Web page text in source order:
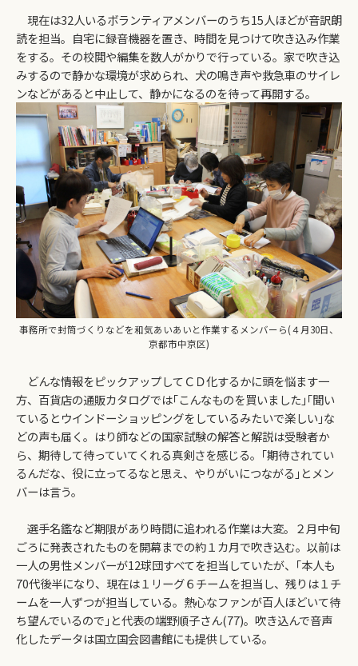
現在は32人いるボランティアメンバーのうち15人ほどが音訳朗
読を担当。自宅に録音機器を置き、時間を見つけて吹き込み作業
をする。その校閲や編集を数人がかりで行っている。家で吹き込
みするので静かな環境が求められ、犬の鳴き声や救急車のサイレ
ンなどがあると中止して、静かになるのを待って再開する。
事務所で封筒づくりなどを和気あいあいと作業するメンバーら(４月30日、
京都市中京区)
どんな情報をピックアップしてＣＤ化するかに頭を悩ます一
方、百貨店の通販カタログでは｢こんなものを買いました｣｢聞い
ているとウインドーショッピングをしているみたいで楽しい｣な
どの声も届く。はり師などの国家試験の解答と解説は受験者か
ら、期待して待っていてくれる真剣さを感じる。｢期待されてい
るんだな、役に立ってるなと思え、やりがいにつながる｣とメン
バーは言う。
選手名鑑など期限があり時間に追われる作業は大変。２月中旬
ごろに発表されたものを開幕までの約１カ月で吹き込む。以前は
一人の男性メンバーが12球団すべてを担当していたが、｢本人も
70代後半になり、現在は１リーグ６チームを担当し、残りは１チ
ームを一人ずつが担当している。熱心なファンが百人ほどいて待
ち望んでいるので｣と代表の端野順子さん(77)。吹き込んで音声
化したデータは国立国会図書館にも提供している。